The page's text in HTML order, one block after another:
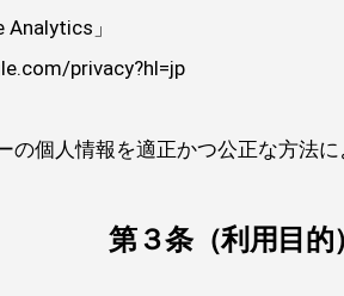
」
privacy?hl=jp
個人情報を適正かつ公正な方法に
第３条（利用目的）